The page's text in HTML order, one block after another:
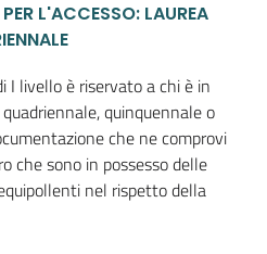
L'ACCESSO: LAUREA
I livello è riservato a chi è in
quinquennale o
che ne comprovi
che sono in possesso delle
nel rispetto della